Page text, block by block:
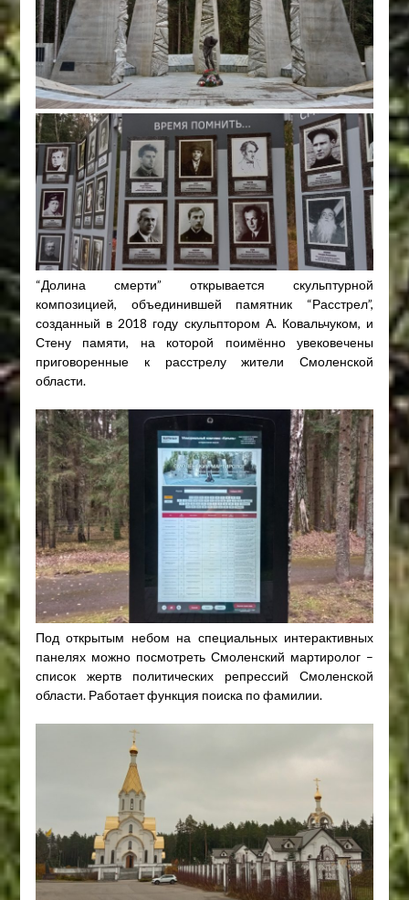
“Долина смерти” открывается скульптурной
композицией, объединившей памятник “Расстрел”,
созданный в 2018 году скульптором А. Ковальчуком, и
Стену памяти, на которой поимённо увековечены
приговоренные к расстрелу жители Смоленской
области.
Под открытым небом на специальных интерактивных
панелях можно посмотреть Смоленский мартиролог –
список жертв политических репрессий Смоленской
области. Работает функция поиска по фамилии.